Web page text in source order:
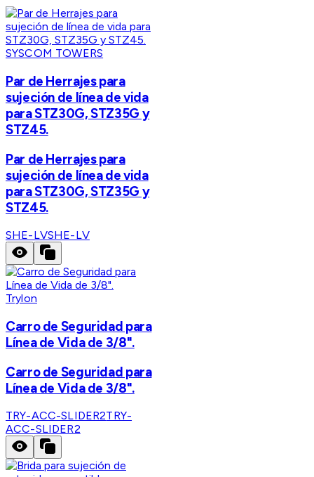
SYSCOM TOWERS
Par de Herrajes para
sujeción de línea de vida
para STZ30G, STZ35G y
STZ45.
Par de Herrajes para
sujeción de línea de vida
para STZ30G, STZ35G y
STZ45.
SHE-LVSHE-LV
Trylon
Carro de Seguridad para
Línea de Vida de 3/8".
Carro de Seguridad para
Línea de Vida de 3/8".
TRY-ACC-SLIDER2TRY-
ACC-SLIDER2